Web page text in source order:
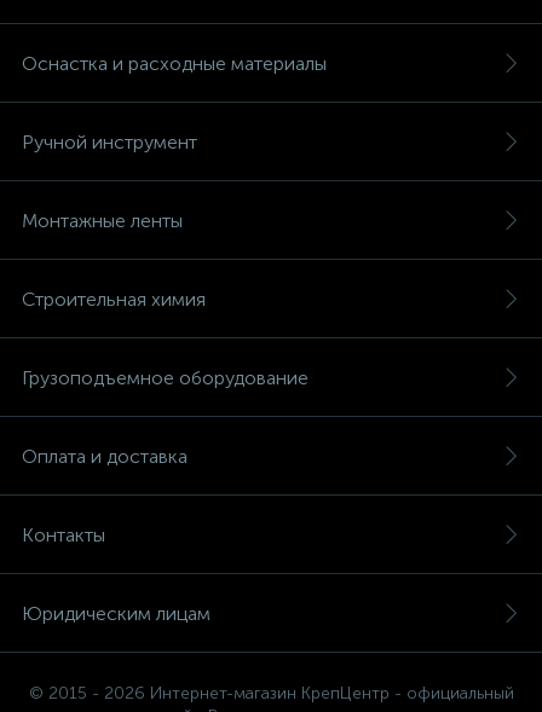
Оснастка и расходные материалы
Ручной инструмент
Монтажные ленты
Строительная химия
Грузоподъемное оборудование
Оплата и доставка
Контакты
Юридическим лицам
© 2015 - 2026 Интернет-магазин КрепЦентр - официальный